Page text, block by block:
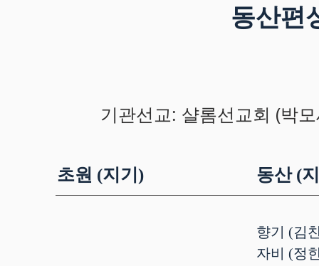
동산편
기관선교: 샬롬선교회 (박
초원 (지기) 동산 (
향기 (김
자비 (정